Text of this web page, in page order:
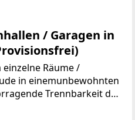
/ Garagen in
Räume /
in einemunbewohnten
Trennbarkeit der
Größen vonca. 10 m²